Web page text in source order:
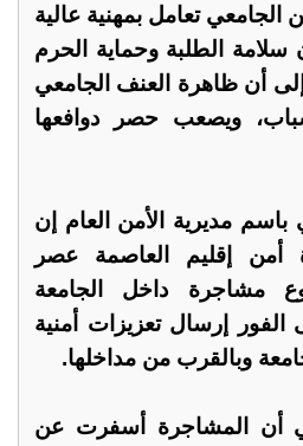
الجامعي تعامل بمهنية عالية
الطلبة وحماية الحرم
إلى أن ظاهرة العنف الجامعي
ويصعب حصر دوافعها
باسم مديرية الأمن العام إن
أمن إقليم العاصمة عصر
مشاجرة داخل الجامعة
الفور إرسال تعزيزات أمنية
وبالقرب من مداخلها.
أن المشاجرة أسفرت عن